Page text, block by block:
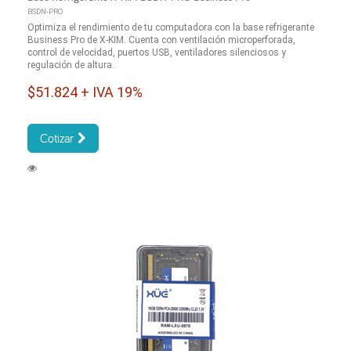
BSDN-PRO
Optimiza el rendimiento de tu computadora con la base refrigerante
Business Pro de X-KIM. Cuenta con ventilación microperforada,
control de velocidad, puertos USB, ventiladores silenciosos y
regulación de altura.
$51.824 + IVA 19%
Cotizar